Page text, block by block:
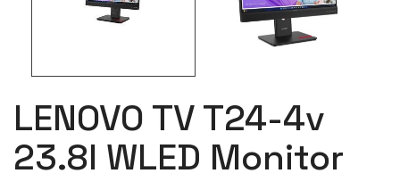
LENOVO TV T24-4v
23.8I WLED Monitor